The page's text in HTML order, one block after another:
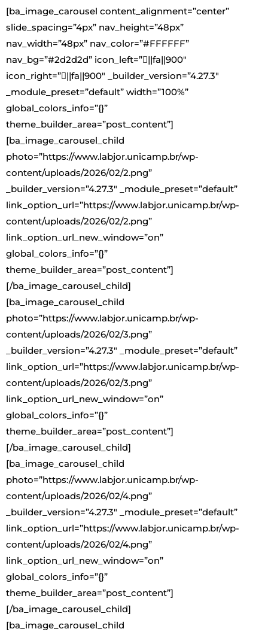
[ba_image_carousel content_alignment=”center”
slide_spacing=”4px” nav_height=”48px”
nav_width=”48px” nav_color=”#FFFFFF”
nav_bg=”#2d2d2d” icon_left=”||fa||900″
icon_right=”||fa||900″ _builder_version=”4.27.3″
_module_preset=”default” width=”100%”
global_colors_info=”{}”
theme_builder_area=”post_content”]
[ba_image_carousel_child
photo=”https://www.labjor.unicamp.br/wp-
content/uploads/2026/02/2.png”
_builder_version=”4.27.3″ _module_preset=”default”
link_option_url=”https://www.labjor.unicamp.br/wp-
content/uploads/2026/02/2.png”
link_option_url_new_window=”on”
global_colors_info=”{}”
theme_builder_area=”post_content”]
[/ba_image_carousel_child]
[ba_image_carousel_child
photo=”https://www.labjor.unicamp.br/wp-
content/uploads/2026/02/3.png”
_builder_version=”4.27.3″ _module_preset=”default”
link_option_url=”https://www.labjor.unicamp.br/wp-
content/uploads/2026/02/3.png”
link_option_url_new_window=”on”
global_colors_info=”{}”
theme_builder_area=”post_content”]
[/ba_image_carousel_child]
[ba_image_carousel_child
photo=”https://www.labjor.unicamp.br/wp-
content/uploads/2026/02/4.png”
_builder_version=”4.27.3″ _module_preset=”default”
link_option_url=”https://www.labjor.unicamp.br/wp-
content/uploads/2026/02/4.png”
link_option_url_new_window=”on”
global_colors_info=”{}”
theme_builder_area=”post_content”]
[/ba_image_carousel_child]
[ba_image_carousel_child